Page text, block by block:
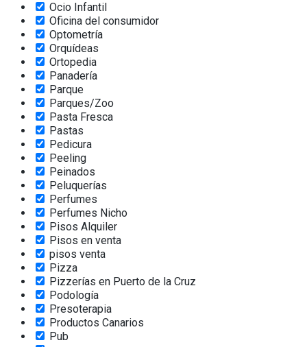
Ocio Infantil
Oficina del consumidor
Optometría
Orquídeas
Ortopedia
Panadería
Parque
Parques/Zoo
Pasta Fresca
Pastas
Pedicura
Peeling
Peinados
Peluquerías
Perfumes
Perfumes Nicho
Pisos Alquiler
Pisos en venta
pisos venta
Pizza
Pizzerías en Puerto de la Cruz
Podología
Presoterapia
Productos Canarios
Pub